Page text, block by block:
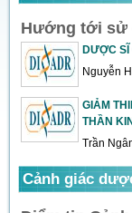
Hướng tới sử
DƯỢC
Nguyễn
GIẢM
THẦN
Trần
Cảnh giác